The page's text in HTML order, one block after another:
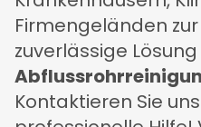
Firmengeländen
zuverlässige
Kontaktieren Sie